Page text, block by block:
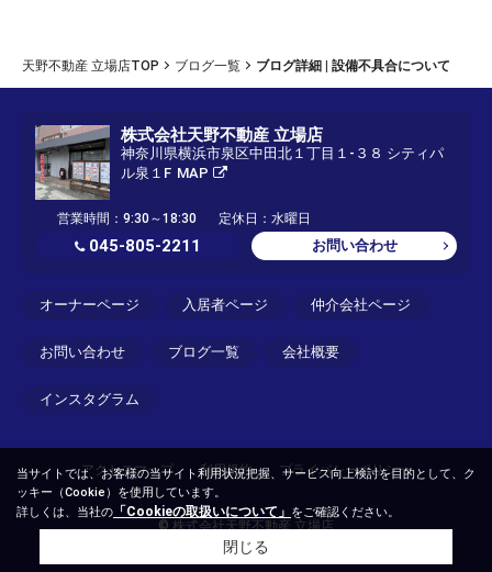
天野不動産 立場店TOP ブログ一覧 ブログ詳細 | 設備不具合について
株式会社天野不動産 立場店
神奈川県横浜市泉区中田北１丁目１-３８ シティパ
ル泉１F MAP
営業時間：9:30～18:30 定休日：水曜日
045-805-2211 お問い合わせ
オーナーページ 入居者ページ 仲介会社ページ
お問い合わせ ブログ一覧 会社概要
インスタグラム
アクセスマップ 利用規約 プライバシーポリシー
© 株式会社天野不動産 立場店
当サイトでは、お客様の当サイト利用状況把握、サービス向上検討を目的として、ク
ッキー（Cookie）を使用しています。
詳しくは、当社の 「Cookieの取扱いについて」 をご確認ください。
閉じる